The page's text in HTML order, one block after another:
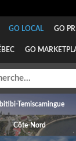
GO LOCAL GO
GO
Temiscamingue
Côte-Nord